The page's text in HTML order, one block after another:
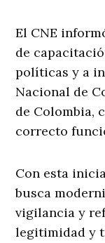
El CNE
de
políticas y a
Nacional de
de Colombia,
correcto
Con esta
busca
vigilancia y
legitimidad y